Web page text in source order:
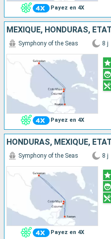
Payez en 4X
MEXIQUE, HONDURAS,
Payez en 4X
Symphony of the Seas 8 j
HONDURAS, MEXIQUE,
Payez en 4X
Symphony of the Seas 8 j